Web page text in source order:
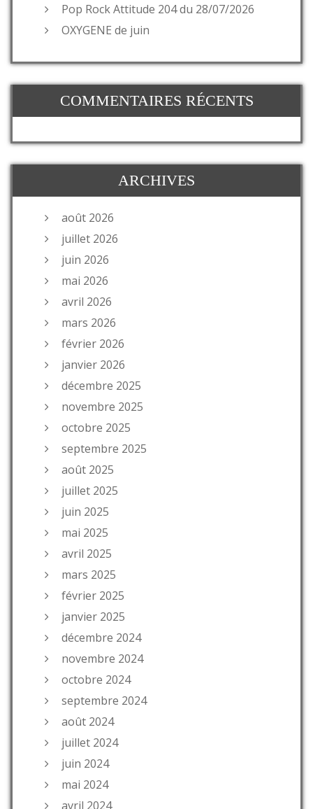
Pop Rock Attitude 204 du 28/07/2026
OXYGENE de juin
COMMENTAIRES RÉCENTS
ARCHIVES
août 2026
juillet 2026
juin 2026
mai 2026
avril 2026
mars 2026
février 2026
janvier 2026
décembre 2025
novembre 2025
octobre 2025
septembre 2025
août 2025
juillet 2025
juin 2025
mai 2025
avril 2025
mars 2025
février 2025
janvier 2025
décembre 2024
novembre 2024
octobre 2024
septembre 2024
août 2024
juillet 2024
juin 2024
mai 2024
avril 2024